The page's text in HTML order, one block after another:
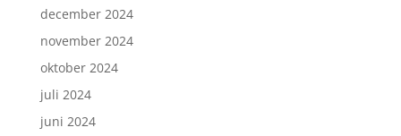
december 2024
november 2024
oktober 2024
juli 2024
juni 2024